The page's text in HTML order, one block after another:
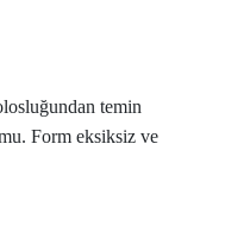
temin
Form eksiksiz ve